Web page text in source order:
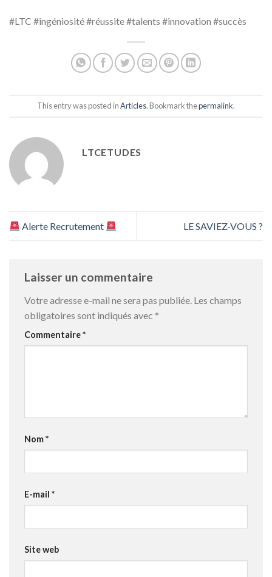
#LTC #ingéniosité #réussite #talents #innovation #succès
This entry was posted inArticles. Bookmark thepermalink.
LTCETUDES
Alerte Recrutement LE SAVIEZ-VOUS ?
Laisser un commentaire
Votre adresse e-mail ne sera pas publiée. Les champs
obligatoires sont indiqués avec *
Commentaire*
Nom*
E-mail *
Site web